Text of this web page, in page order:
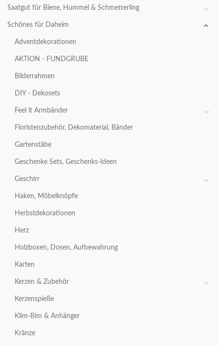
Saatgut für Biene, Hummel & Schmetterling
Schönes für Daheim
Adventdekorationen
AKTION - FUNDGRUBE
Bilderrahmen
DIY - Dekosets
Feel it Armbänder
Floristenzubehör, Dekomaterial, Bänder
Gartenstäbe
Geschenke Sets, Geschenks-Ideen
Geschirr
Haken, Möbelknöpfe
Herbstdekorationen
Herz
Holzboxen, Dosen, Aufbewahrung
Karten
Kerzen & Zubehör
Kerzenspieße
Klim-Bim & Anhänger
Kränze